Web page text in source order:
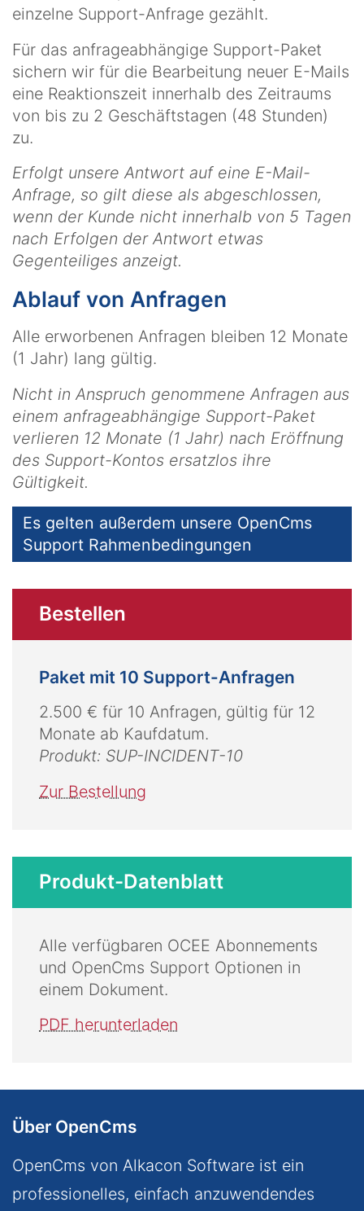
einzelne Support-Anfrage gezählt.
Für das anfrageabhängige Support-Paket
sichern wir für die Bearbeitung neuer E-Mails
eine Reaktionszeit innerhalb des Zeitraums
von bis zu 2 Geschäftstagen (48 Stunden)
zu.
Erfolgt unsere Antwort auf eine E-Mail-
Anfrage, so gilt diese als abgeschlossen,
wenn der Kunde nicht innerhalb von 5 Tagen
nach Erfolgen der Antwort etwas
Gegenteiliges anzeigt.
Ablauf von Anfragen
Alle erworbenen Anfragen bleiben 12 Monate
(1 Jahr) lang gültig.
Nicht in Anspruch genommene Anfragen aus
einem anfrageabhängige Support-Paket
verlieren 12 Monate (1 Jahr) nach Eröffnung
des Support-Kontos ersatzlos ihre
Gültigkeit.
Es gelten außerdem unsere OpenCms
Support Rahmenbedingungen
Bestellen
Paket mit 10 Support-Anfragen
2.500 € für 10 Anfragen, gültig für 12
Monate ab Kaufdatum.
Produkt: SUP-INCIDENT-10
Zur Bestellung
Produkt-Datenblatt
Alle verfügbaren OCEE Abonnements
und OpenCms Support Optionen in
einem Dokument.
PDF herunterladen
Über OpenCms
OpenCms von Alkacon Software ist ein
professionelles, einfach anzuwendendes